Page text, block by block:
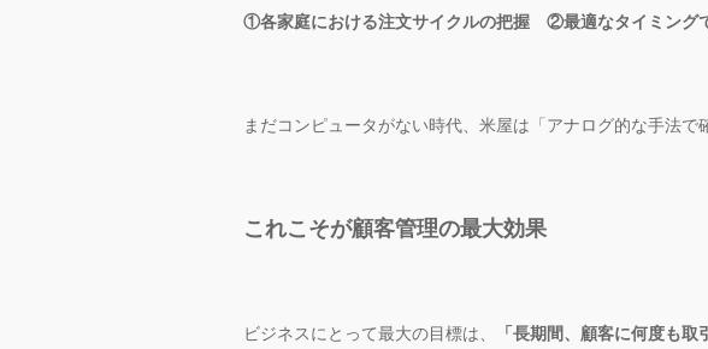
①各家庭における注文サイクルの把握 ②最適なタイミン
まだコンピュータがない時代、米屋は「アナログ的な手法で
これこそが顧客管理の最大効果
ビジネスにとって最大の目標は、 「長期間、顧客に何度も取